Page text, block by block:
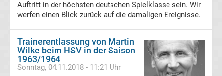
Ergebnisse
Liga
Auftritt in der höchsten deutschen Spielklasse sein. Wir
werfen einen Blick zurück auf die damaligen Ereignisse.
Trainerentlassung von Martin
Wilke beim HSV in der Saison
1963/1964
Sonntag, 04.11.2018 - 11:21 Uhr